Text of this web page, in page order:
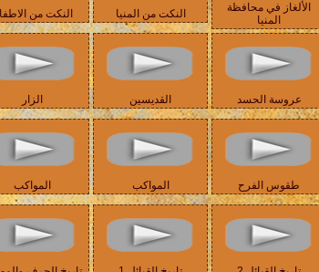
الألغاز في محافظة
المنيا
النكت من المنيا النكت من
عروسة الحسد القديسين الزار
طقوس الفرح المواكب المواكب